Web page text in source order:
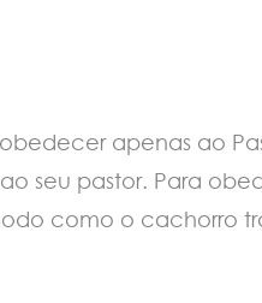
apenas ao
ao seu pastor. Para
como o cachorro